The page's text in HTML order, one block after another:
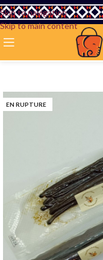
Skip to navigation
Skip to main content
EN RUPTURE